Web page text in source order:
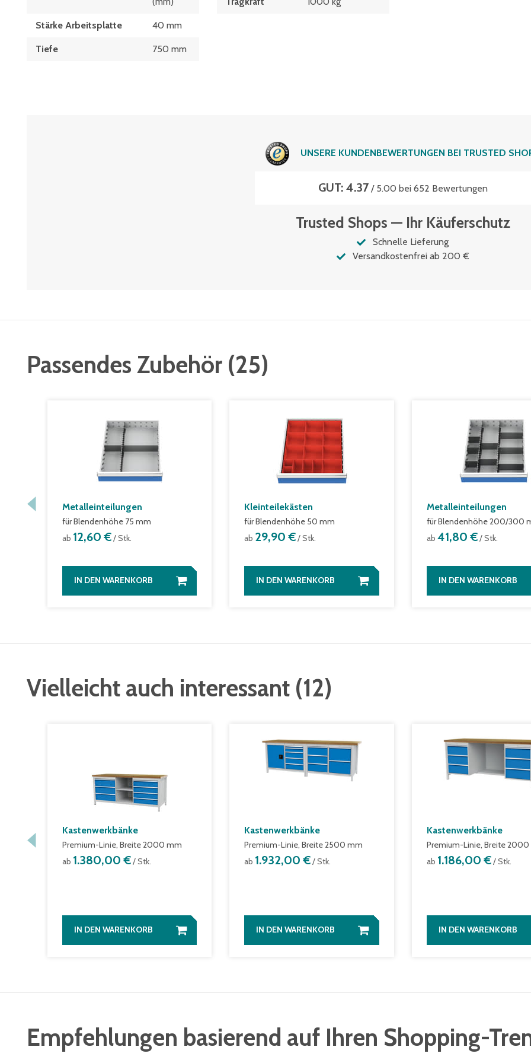
Stärke Arbeitsplatte 40 mm
Tiefe 750 mm
UNSERE KUNDENBEWERTUNGEN BEI TRUSTED
GUT: 4.37/ 5.00 bei 652 Bewertungen
Trusted Shops — Ihr Käuferschutz
Schnelle Lieferung
Versandkostenfrei ab 200 €
Passendes Zubehör (25)
Metalleinteilungen
für Blendenhöhe 75 mm
ab 12,60 €/ Stk.
IN DEN WARENKORB
Kleinteilekästen
für Blendenhöhe 50 mm
ab 29,90 €/ Stk.
IN DEN WARENKORB
Metalleinteilungen
für Blendenhöhe 200/300
ab 41,80 €/ Stk.
IN DEN WARENKORB
Vielleicht auch interessant (12)
Kastenwerkbänke
Premium-Linie, Breite 2000 mm
ab 1.380,00 €/ Stk.
IN DEN WARENKORB
Kastenwerkbänke
Premium-Linie, Breite 2500 mm
ab 1.932,00 €/ Stk.
IN DEN WARENKORB
Kastenwerkbänke
Premium-Linie, Breite
ab 1.186,00 €/ Stk.
IN DEN WARENKORB
Empfehlungen basierend auf Ihren Shopping-